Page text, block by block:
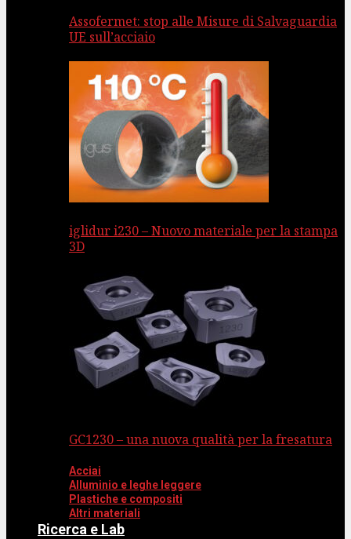
Assofermet: stop alle Misure di Salvaguardia
UE sull’acciaio
iglidur i230 – Nuovo materiale per la stampa
3D
GC1230 – una nuova qualità per la fresatura
Acciai
Alluminio e leghe leggere
Plastiche e compositi
Altri materiali
Ricerca e Lab